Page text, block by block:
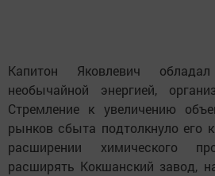
Капитон Яковлевич
необычайной энергией,
Стремление к увеличению
рынков сбыта подтолкнуло его
расширении химического
расширять Кокшанский завод,